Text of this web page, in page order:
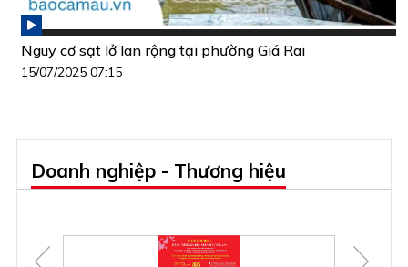
Nguy cơ sạt lở lan rộng tại phường Giá Rai
15/07/2025 07:15
Doanh nghiệp - Thương hiệu